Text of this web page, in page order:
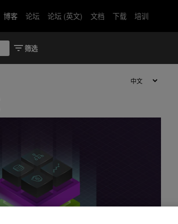
博客 论坛 论坛 (英文) 文档 下载 培训